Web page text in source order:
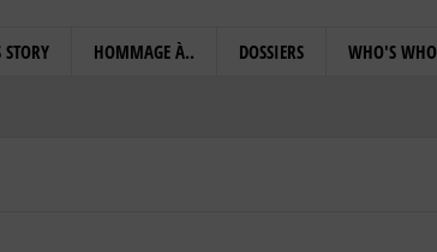
STORY HOMMAGE À.. DOSSIERS WHO'S WHO